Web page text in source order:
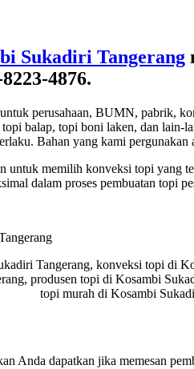
Sukadiri Tangerang
4876.
perusahaan, BUMN, pabrik,
balap, topi boni laken, dan lain-
Bahan yang kami pergunakan
untuk memilih konveksi topi yang
dalam proses pembuatan topi
Tangerang, konveksi topi di
produsen topi di Kosambi
topi murah di Kosambi
Anda dapatkan jika memesan